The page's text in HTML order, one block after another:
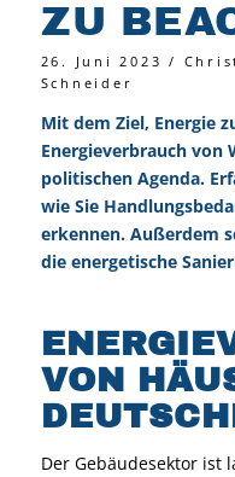
ZU
26. Juni 2023 /
Schneider
Mit dem Ziel, Energie
Energieverbrauch von
politischen Agenda.
wie Sie
erkennen. Außerdem
die energetische
VON
Der Gebäudesektor